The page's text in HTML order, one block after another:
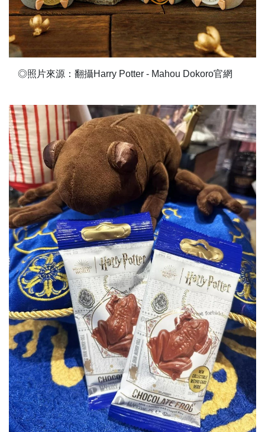
◎照片來源：翻攝Harry Potter - Mahou Dokoro官網